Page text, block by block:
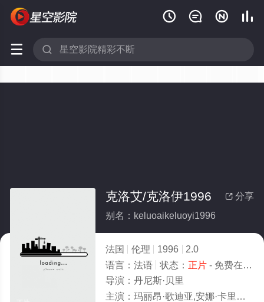
   
 
 分享
克洛艾/克洛伊1996
别名：keluoaikeluoyi1996
法国 伦理 1996
2.0
语言： 法语 状态： 正片- 免费在线观看
导演： 丹尼斯·贝里
主演： 玛丽昂·歌迪亚,安娜·卡里娜,诺扎&amp;#8226;夸德拉,阿拉什&amp;#8226;曼苏